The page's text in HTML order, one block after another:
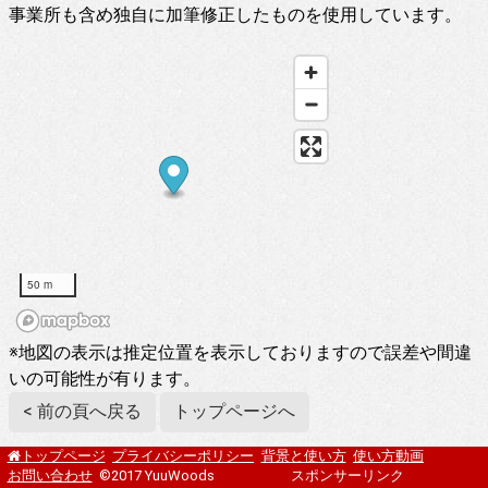
事業所も含め独自に加筆修正したものを使用しています。
50 m
※地図の表示は推定位置を表示しておりますので誤差や間違
いの可能性が有ります。
< 前の頁へ戻る
トップページへ
トップページ プライバシーポリシー 背景と使い方 使い方動画
お問い合わせ ©2017 YuuWoods スポンサーリンク